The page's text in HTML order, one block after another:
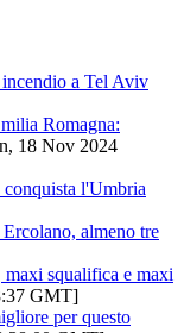
a Tel Aviv
Romagna:
18 Nov 2024
l'Umbria
almeno tre
maxi squalifica e maxi
GMT]
per questo